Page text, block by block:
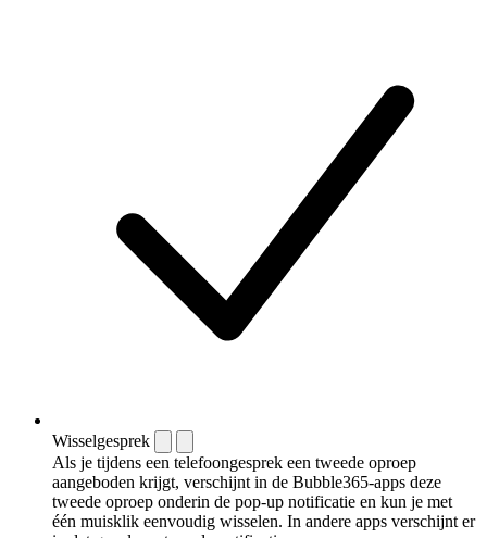
Wisselgesprek
Als je tijdens een telefoongesprek een tweede oproep
aangeboden krijgt, verschijnt in de Bubble365-apps deze
tweede oproep onderin de pop-up notificatie en kun je met
één muisklik eenvoudig wisselen. In andere apps verschijnt er